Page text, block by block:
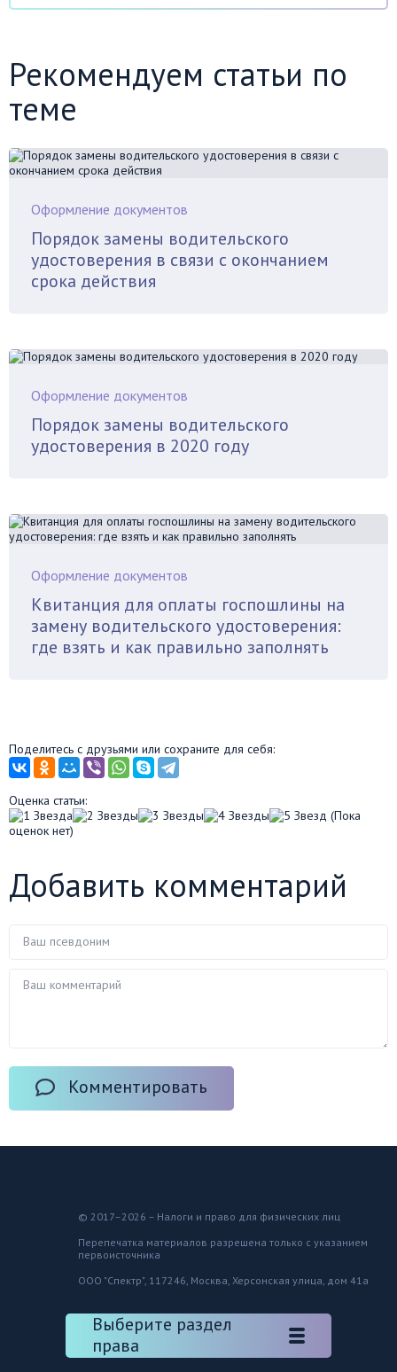
Рекомендуем статьи по
теме
Оформление документов
Порядок замены водительского
удостоверения в связи с окончанием
срока действия
Оформление документов
Порядок замены водительского
удостоверения в 2020 году
Оформление документов
Квитанция для оплаты госпошлины на
замену водительского удостоверения:
где взять и как правильно заполнять
Поделитесь с друзьями или сохраните для себя:
Оценка статьи:
(Пока
оценок нет)
Добавить комментарий
Комментировать
© 2017–2026 – Налоги и право для физических лиц
Перепечатка материалов разрешена только с указанием
первоисточника
ООО "Спектр", 117246, Москва, Херсонская улица, дом 41а
Выберите раздел
права